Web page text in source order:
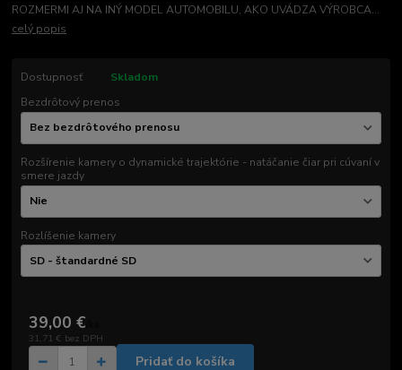
ROZMERMI AJ NA INÝ MODEL AUTOMOBILU, AKO UVÁDZA VÝROBCA...
celý popis
Dostupnosť
Skladom
Bezdrôtový prenos
Rozšírenie kamery o dynamické trajektórie - natáčanie čiar pri cúvaní v
smere jazdy
Rozlíšenie kamery
39,00 €
31,71 € bez DPH
Pridať do košíka